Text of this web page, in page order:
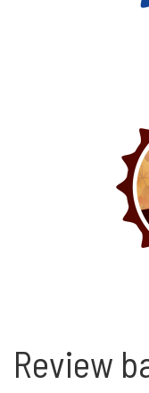
Review